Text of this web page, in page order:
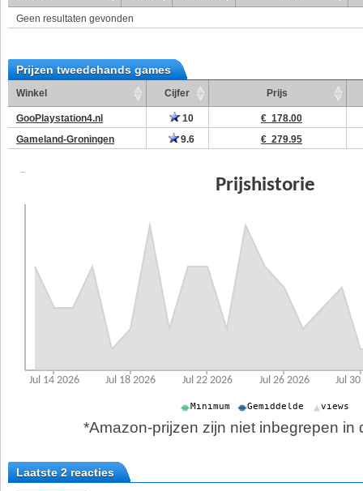
Geen resultaten gevonden
Prijzen tweedehands games
Winkel Cijfer Prijs
GooPlaystation4.nl 10
€ 178.00
Gameland-Groningen
9.6 € 279.95
*Amazon-prijzen zijn niet inbegrepen in
Laatste 2 reacties